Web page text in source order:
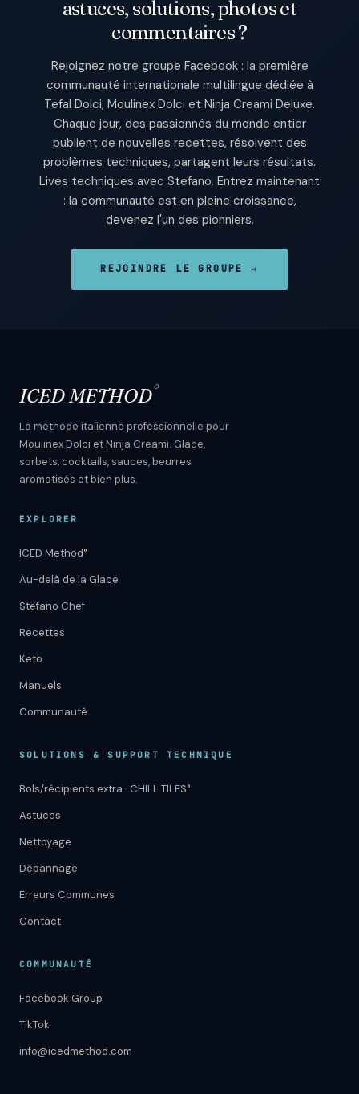
astuces, solutions, photos et
commentaires ?
Rejoignez notre groupe Facebook : la première
communauté internationale multilingue dédiée à
Tefal Dolci, Moulinex Dolci et Ninja Creami Deluxe.
Chaque jour, des passionnés du monde entier
publient de nouvelles recettes, résolvent des
problèmes techniques, partagent leurs résultats.
Lives techniques avec Stefano. Entrez maintenant
: la communauté est en pleine croissance,
devenez l'un des pionniers.
REJOINDRE LE GROUPE →
ICED METHOD°
La méthode italienne professionnelle pour
Moulinex Dolci et Ninja Creami. Glace,
sorbets, cocktails, sauces, beurres
aromatisés et bien plus.
EXPLORER
ICED Method°
Au-delà de la Glace
Stefano Chef
Recettes
Keto
Manuels
Communauté
SOLUTIONS & SUPPORT TECHNIQUE
Bols/récipients extra · CHILL TILES°
Astuces
Nettoyage
Dépannage
Erreurs Communes
Contact
COMMUNAUTÉ
Facebook Group
TikTok
info@icedmethod.com